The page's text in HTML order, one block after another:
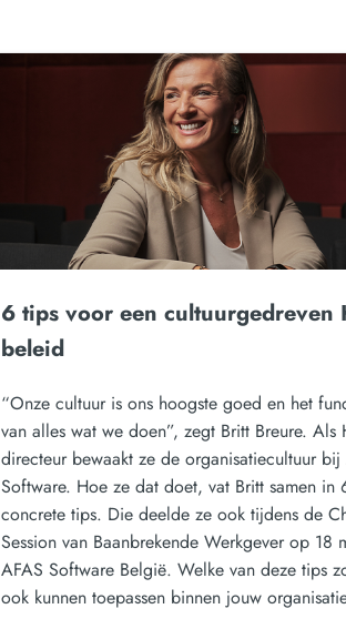
6 tips voor een cultuurgedreven
beleid
“Onze cultuur is ons hoogste goed en het
van alles wat we doen”, zegt Britt Breure. Als
directeur bewaakt ze de organisatiecultuur bij
Software. Hoe ze dat doet, vat Britt samen in
concrete tips. Die deelde ze ook tijdens de
Session van Baanbrekende Werkgever op 18
AFAS Software België. Welke van deze tips
ook kunnen toepassen binnen jouw